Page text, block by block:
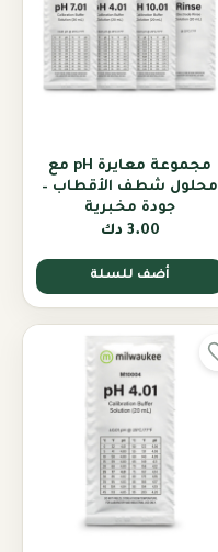
مجموعة معايرة pH مع
محلول شطف الأقطاب –
جودة مخبرية
3.00 دك
أضف للسلة